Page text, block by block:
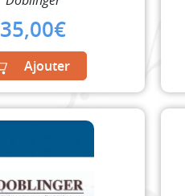
35,00€
Ajouter